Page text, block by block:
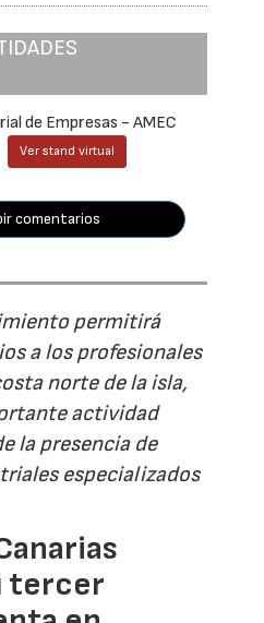
de Empresas - AMEC
Ver stand virtual
comentarios
permitirá
a los profesionales
norte de la isla,
actividad
la presencia de
especializados
tercer